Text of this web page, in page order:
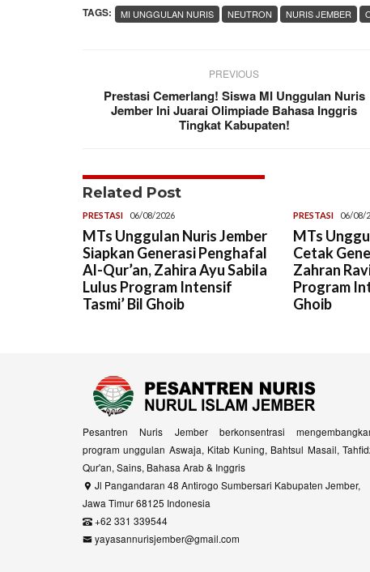
TAGS: MI UNGGULAN NURIS NEUTRON NURIS JEMBER
PREVIOUS
Prestasi Cemerlang! Siswa MI Unggulan Nuris
Jember Ini Juarai Olimpiade Bahasa Inggris
Tingkat Kabupaten!
Related Post
PRESTASI 06/08/2026
MTs Unggulan Nuris Jember
Siapkan Generasi Penghafal
Al-Qur’an, Zahira Ayu Sabila
Lulus Program Intensif
Tasmi’ Bil Ghoib
PRESTASI 06/08/
MTs
Cetak
Zahran
Program
Ghoib
Pesantren Nuris Jember berkonsentrasi
program unggulan Aswaja, Kitab Kuning, Bahtsul Masail,
Qur'an, Sains, Bahasa Arab & Inggris
Jl Pangandaran 48 Antirogo Sumbersari Kabupaten Jember,
Jawa Timur 68125 Indonesia
+62 331 339544
yayasannurisjember@gmail.com